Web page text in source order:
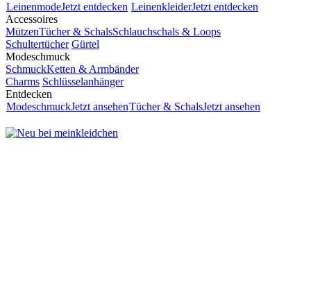
LeinenmodeJetzt entdecken LeinenkleiderJetzt entdecken
Accessoires
MützenTücher & SchalsSchlauchschals & Loops
Schultertücher Gürtel
Modeschmuck
SchmuckKetten & Armbänder
Charms Schlüsselanhänger
Entdecken
ModeschmuckJetzt ansehenTücher & SchalsJetzt ansehen